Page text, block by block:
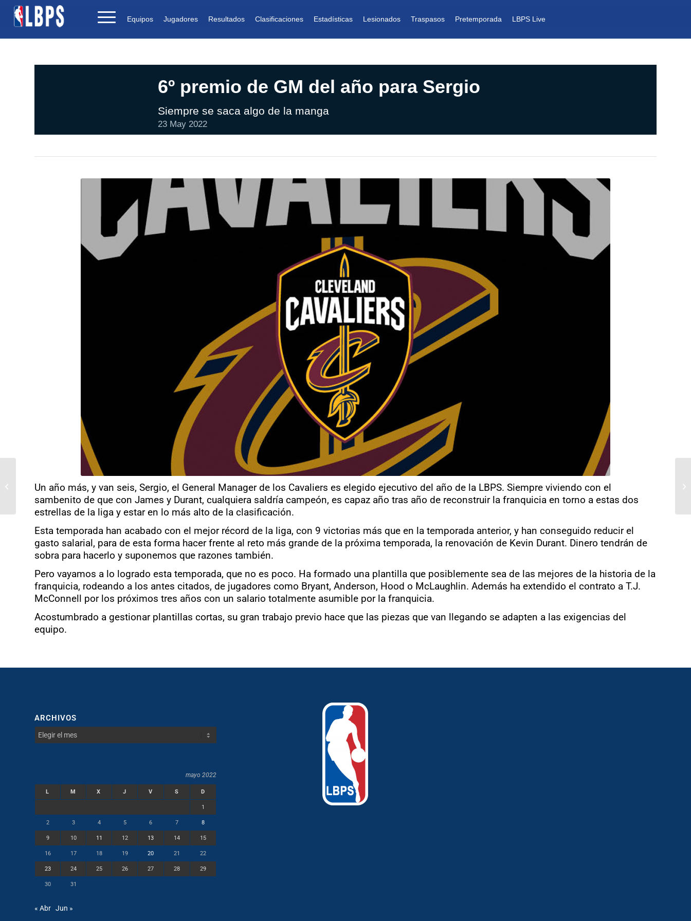
Equipos Jugadores Resultados Clasificaciones Estadísticas Lesionados Traspasos Pretemporada LBPS Live
6º premio de GM del año para Sergio
Siempre se saca algo de la manga
23 May 2022
Un año más, y van seis, Sergio, el General Manager de los Cavaliers es elegido ejecutivo del año de la LBPS. Siempre viviendo con el
sambenito de que con James y Durant, cualquiera saldría campeón, es capaz año tras año de reconstruir la franquicia en torno a estas dos
estrellas de la liga y estar en lo más alto de la clasificación.
Esta temporada han acabado con el mejor récord de la liga, con 9 victorias más que en la temporada anterior, y han conseguido reducir el
gasto salarial, para de esta forma hacer frente al reto más grande de la próxima temporada, la renovación de Kevin Durant. Dinero tendrán de
sobra para hacerlo y suponemos que razones también.
Pero vayamos a lo logrado esta temporada, que no es poco. Ha formado una plantilla que posiblemente sea de las mejores de la historia de la
franquicia, rodeando a los antes citados, de jugadores como Bryant, Anderson, Hood o McLaughlin. Además ha extendido el contrato a T.J.
McConnell por los próximos tres años con un salario totalmente asumible por la franquicia.
Acostumbrado a gestionar plantillas cortas, su gran trabajo previo hace que las piezas que van llegando se adapten a las exigencias del
equipo.
ARCHIVOS
mayo 2022
L M X J V S D
1
2 3 4 5 6 7 8
9 10 11 12 13 14 15
16 17 18 19 20 21 22
23 24 25 26 27 28 29
30 31
« Abr Jun »
Kayin Shonibare, de los
Pelicans, elegido
entrenador del año